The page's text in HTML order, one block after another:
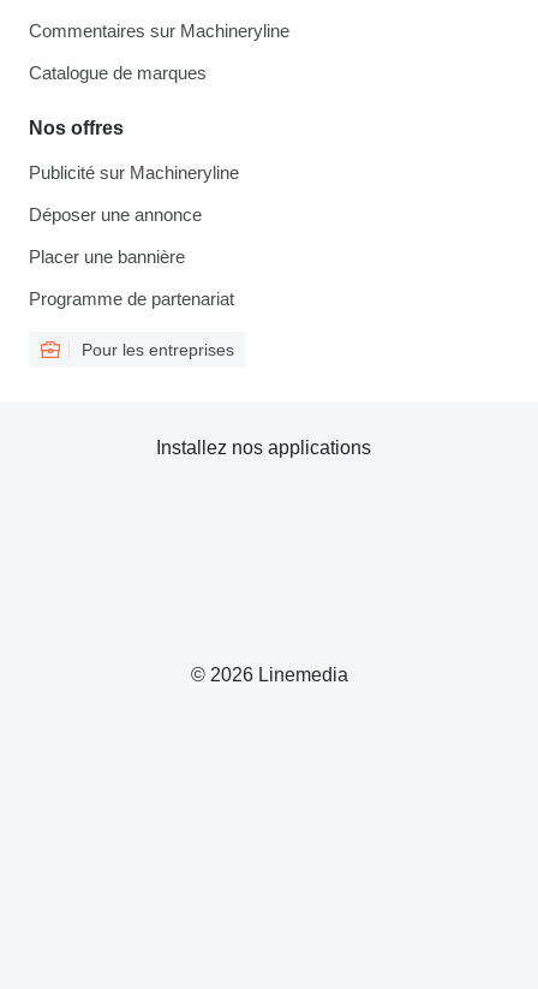
Commentaires sur Machineryline
Catalogue de marques
Nos offres
Publicité sur Machineryline
Déposer une annonce
Placer une bannière
Programme de partenariat
Pour les entreprises
© 2026 Linemedia
Installez nos applications